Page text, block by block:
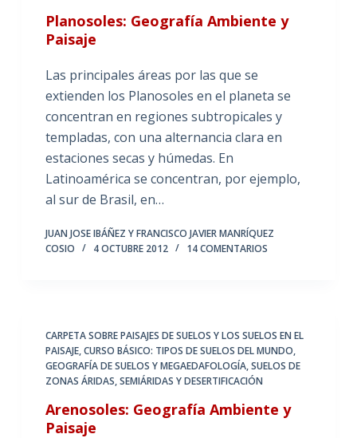
Planosoles: Geografía Ambiente y
Paisaje
Las principales áreas por las que se
extienden los Planosoles en el planeta se
concentran en regiones subtropicales y
templadas, con una alternancia clara en
estaciones secas y húmedas. En
Latinoamérica se concentran, por ejemplo,
al sur de Brasil, en…
JUAN JOSE IBÁÑEZ Y FRANCISCO JAVIER MANRÍQUEZ
COSIO
4 OCTUBRE 2012 14 COMENTARIOS
CARPETA SOBRE PAISAJES DE SUELOS Y LOS SUELOS EN EL
PAISAJE,CURSO BÁSICO: TIPOS DE SUELOS DEL MUNDO,
GEOGRAFÍA DE SUELOS Y MEGAEDAFOLOGÍA,SUELOS DE
ZONAS ÁRIDAS, SEMIÁRIDAS Y DESERTIFICACIÓN
Arenosoles: Geografía Ambiente y
Paisaje